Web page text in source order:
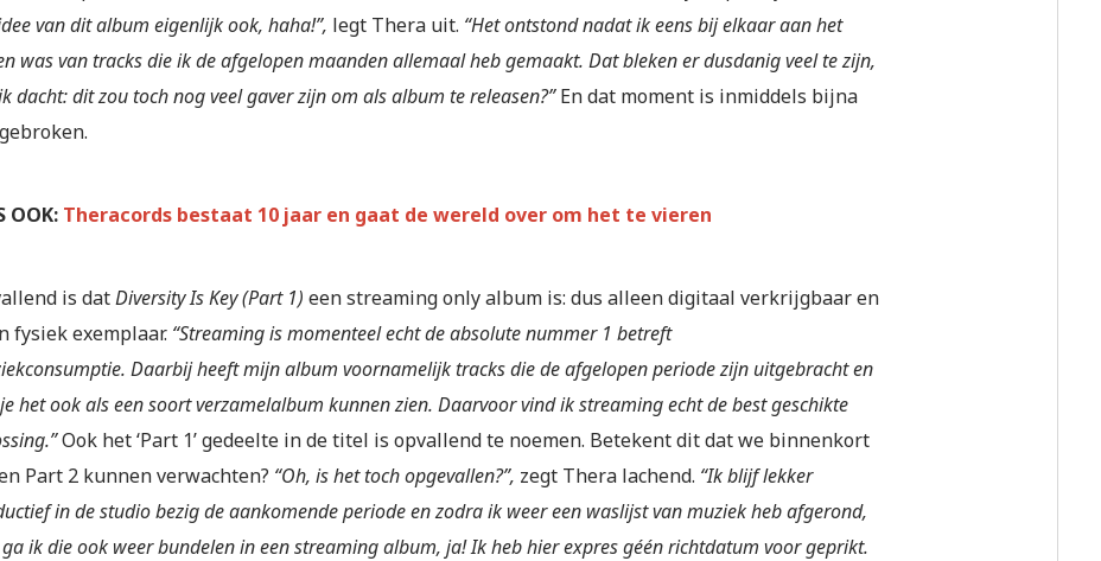
van dit album eigenlijk ook, haha!”, legt Thera uit. “Het ontstond nadat ik eens bij elkaar aan het
was van tracks die ik de afgelopen maanden allemaal heb gemaakt. Dat bleken er dusdanig veel te zijn,
dacht: dit zou toch nog veel gaver zijn om als album te releasen?”En dat moment is inmiddels bijna
OOK: Theracords bestaat 10 jaar en gaat de wereld over om het te vieren
is datDiversity Is Key (Part 1) een streaming only album is: dus alleen digitaal verkrijgbaar en
fysiek exemplaar. “Streaming is momenteel echt de absolute nummer 1 betreft
Daarbij heeft mijn album voornamelijk tracks die de afgelopen periode zijn uitgebracht en
het ook als een soort verzamelalbum kunnen zien. Daarvoor vind ik streaming echt de best geschikte
Ook het ‘Part 1’ gedeelte in de titel is opvallend te noemen. Betekent dit dat we binnenkort
Part 2 kunnen verwachten? “Oh, is het toch opgevallen?”, zegt Thera lachend. “Ik blijf lekker
in de studio bezig de aankomende periode en zodra ik weer een waslijst van muziek heb afgerond,
ik die ook weer bundelen in een streaming album, ja! Ik heb hier expres géén richtdatum voor geprikt.